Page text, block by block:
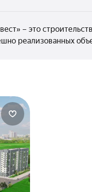
– это
реализованных